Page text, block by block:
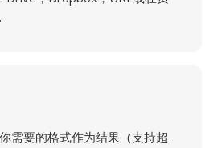
需要的格式作为结果（支持超